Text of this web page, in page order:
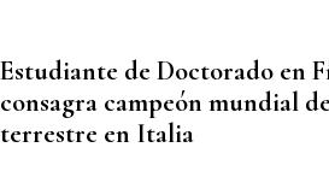
Estudiante de Doctorado en
consagra campeón mundial
terrestre en Italia